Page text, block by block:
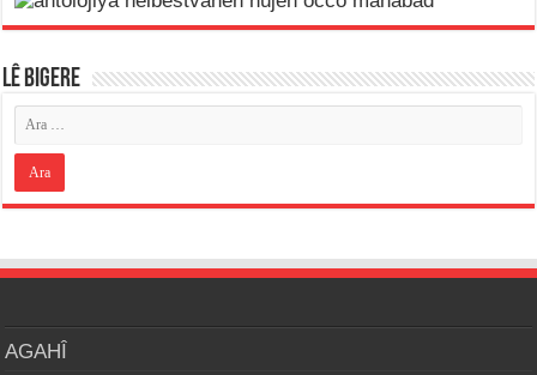
LÊ BIGERE
AGAHÎ